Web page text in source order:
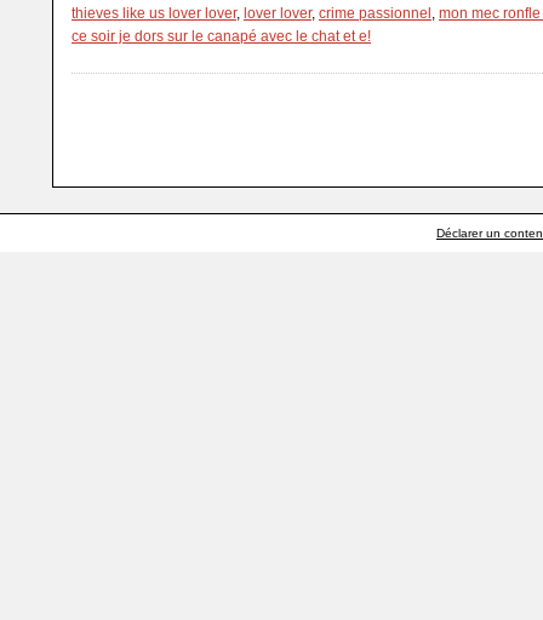
thieves like us lover lover, lover lover, crime passionnel , mon mec
ce soir je dors sur le canapé avec le chat et e!
Déclarer un